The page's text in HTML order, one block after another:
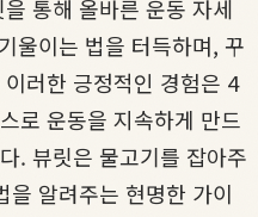
통해 올바른 운동 자세
울이는 법을 터득하며, 꾸
러한 긍정적인 경험은 4
로 운동을 지속하게 만드
. 뷰릿은 물고기를 잡아주
을 알려주는 현명한 가이